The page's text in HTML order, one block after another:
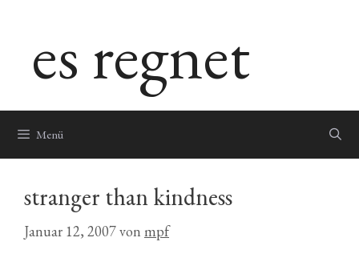
springenes regnet
Menü
stranger than kindness
Januar 12, 2007von mpf